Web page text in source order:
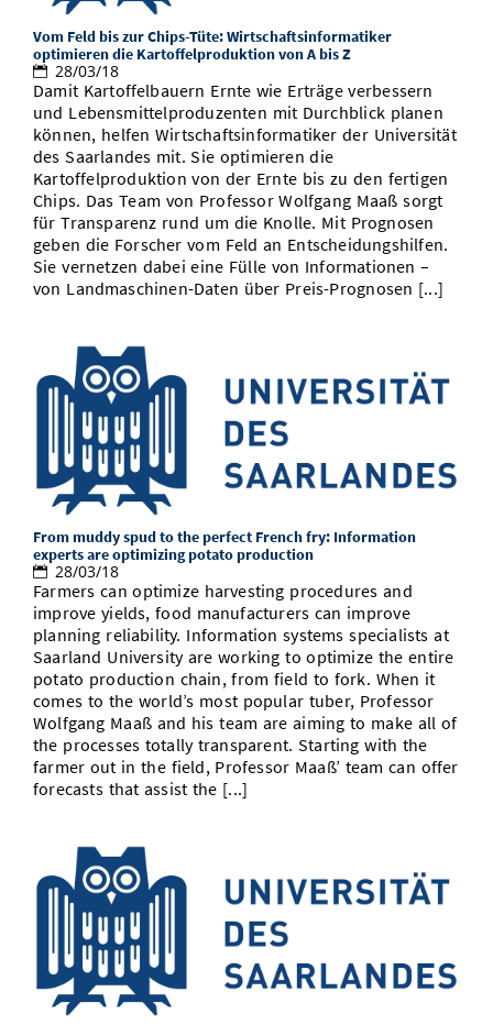
Study Scheduler
Open Science/Open Access
Start-ups
IT-Themenabend
Ranking
Zahlen & Fakten
Preise, Auszeichnungen und Förderungen
Kontakt
SIC Merchandise
SIC Podcast
Anfahrt
AnsprechpartnerInnen, Personen, Forschungsgruppen
Termine, Vorträge und Veranstaltungen
Alumni
Vom Feld bis zur Chips-Tüte: Wirtschaftsinformatiker
optimieren die Kartoffelproduktion von A bis Z
28/03/18
Damit Kartoffelbauern Ernte wie Erträge verbessern
und Lebensmittelproduzenten mit Durchblick planen
können, helfen Wirtschaftsinformatiker der Universität
des Saarlandes mit. Sie optimieren die
Kartoffelproduktion von der Ernte bis zu den fertigen
Chips. Das Team von Professor Wolfgang Maaß sorgt
für Transparenz rund um die Knolle. Mit Prognosen
geben die Forscher vom Feld an Entscheidungshilfen.
Sie vernetzen dabei eine Fülle von Informationen –
von Landmaschinen-Daten über Preis-Prognosen [...]
From muddy spud to the perfect French fry: Information
experts are optimizing potato production
28/03/18
Farmers can optimize harvesting procedures and
improve yields, food manufacturers can improve
planning reliability. Information systems specialists at
Saarland University are working to optimize the entire
potato production chain, from field to fork. When it
comes to the world’s most popular tuber, Professor
Wolfgang Maaß and his team are aiming to make all of
the processes totally transparent. Starting with the
farmer out in the field, Professor Maaß’ team can offer
forecasts that assist the [...]